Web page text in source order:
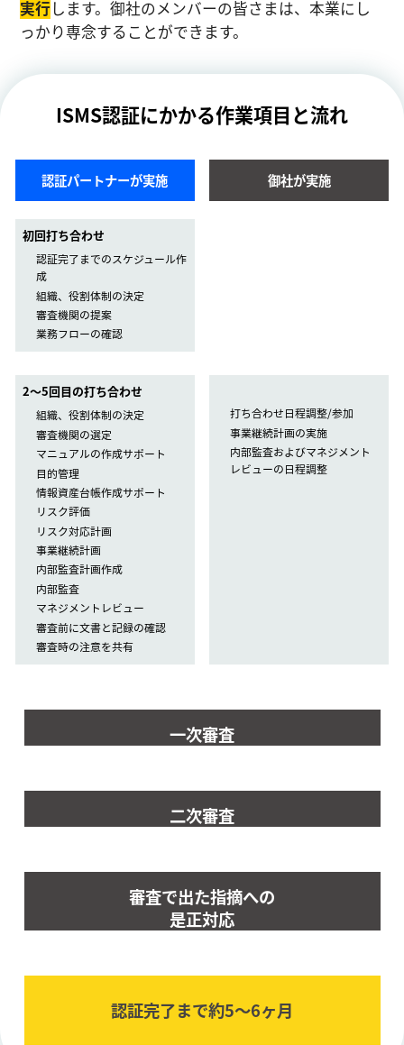
実⾏ します。御社のメンバーの皆さまは、本業にし
っかり専念することができます。
ISMS認証にかかる作業項目と流れ
認証パートナーが実施 御社が実施
初回打ち合わせ
認証完了までのスケジュール作
成
組織、役割体制の決定
審査機関の提案
業務フローの確認
2〜5回目の打ち合わせ
組織、役割体制の決定
審査機関の選定
マニュアルの作成サポート
目的管理
情報資産台帳作成サポート
リスク評価
リスク対応計画
事業継続計画
内部監査計画作成
内部監査
マネジメントレビュー
審査前に文書と記録の確認
審査時の注意を共有
打ち合わせ日程調整/参加
事業継続計画の実施
内部監査およびマネジメント
レビューの日程調整
一次審査
二次審査
審査で出た指摘への
是正対応
認証完了まで約5〜6ヶ⽉